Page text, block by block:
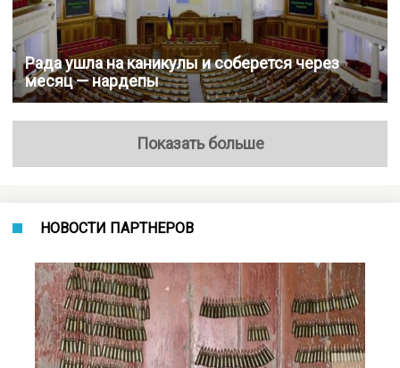
Рада ушла на каникулы и соберется через
месяц — нардепы
Показать больше
НОВОСТИ ПАРТНЕРОВ